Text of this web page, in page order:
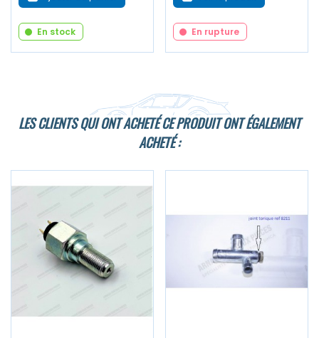
En stock En rupture
LES CLIENTS QUI ONT ACHETÉ CE PRODUIT ONT ÉGALEMENT
ACHETÉ :